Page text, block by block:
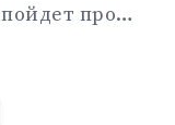
пойдет про…